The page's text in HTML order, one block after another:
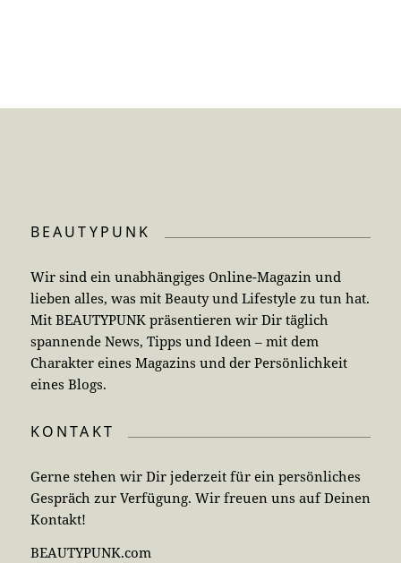
BEAUTYPUNK
Wir sind ein unabhängiges Online-Magazin und
lieben alles, was mit Beauty und Lifestyle zu tun hat.
Mit BEAUTYPUNK präsentieren wir Dir täglich
spannende News, Tipps und Ideen – mit dem
Charakter eines Magazins und der Persönlichkeit
eines Blogs.
KONTAKT
Gerne stehen wir Dir jederzeit für ein persönliches
Gespräch zur Verfügung. Wir freuen uns auf Deinen
Kontakt!
BEAUTYPUNK.com